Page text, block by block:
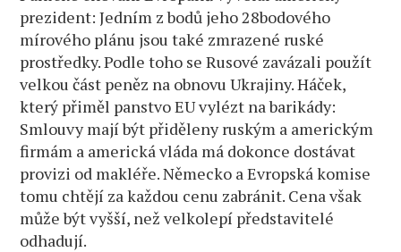
prezident: Jedním z bodů jeho 28bodového
mírového plánu jsou také zmrazené ruské
prostředky. Podle toho se Rusové zavázali použít
velkou část peněz na obnovu Ukrajiny. Háček,
který přiměl panstvo EU vylézt na barikády:
Smlouvy mají být přiděleny ruským a americkým
firmám a americká vláda má dokonce dostávat
provizi od makléře. Německo a Evropská komise
tomu chtějí za každou cenu zabránit. Cena však
může být vyšší, než velkolepí představitelé
odhadují.